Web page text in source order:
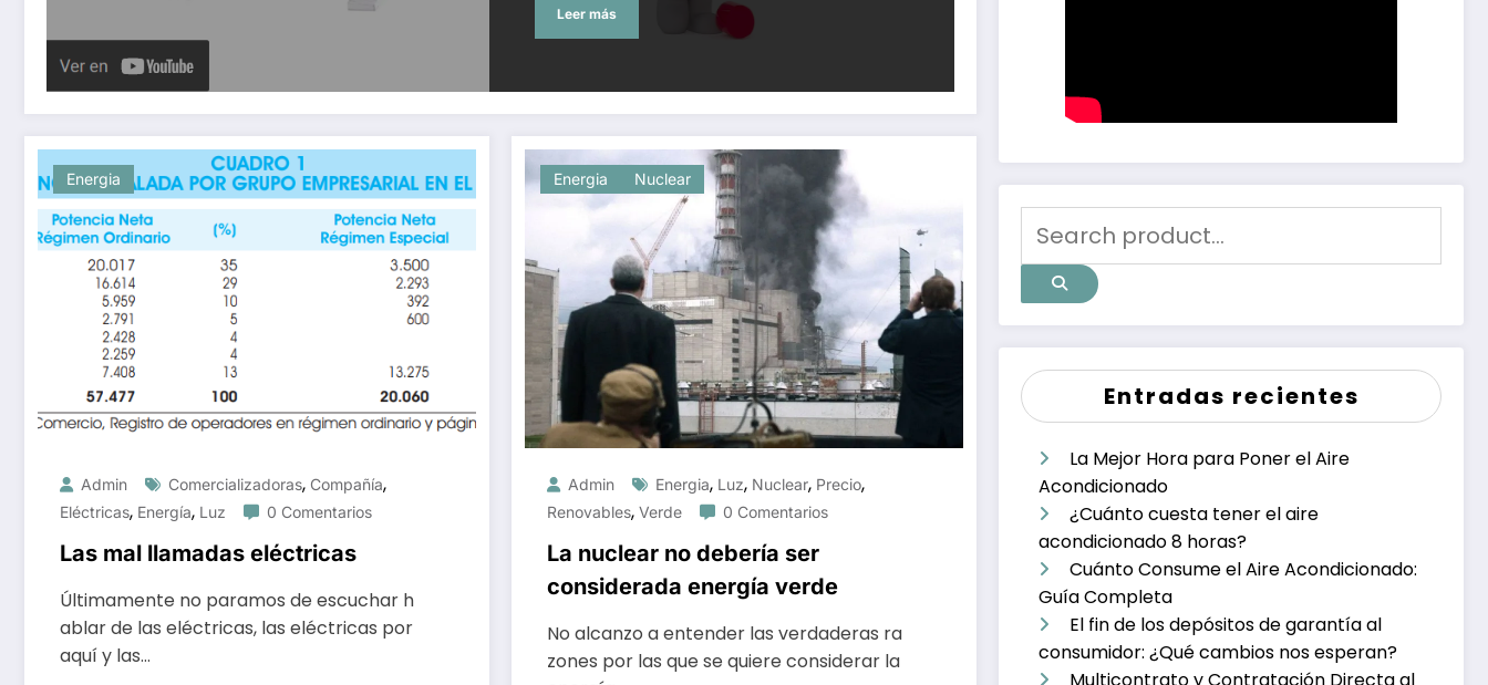
Leer más
Energia
Admin Comercializadoras, Compañía,
Eléctricas, Energía, Luz 0 Comentarios
Las mal llamadas eléctricas
Últimamente no paramos de escuchar h
ablar de las eléctricas, las eléctricas por
aquí y las…
Energia Nuclear
Admin Energia, Luz, Nuclear, Precio,
Renovables, Verde 0 Comentarios
La nuclear no debería ser
considerada energía verde
No alcanzo a entender las verdaderas ra
zones por las que se quiere considerar la
Entradas recientes
La Mejor Hora para Poner el Aire
Acondicionado
¿Cuánto cuesta tener el aire
acondicionado 8 horas?
Cuánto Consume el Aire Acondicionado:
Guía Completa
El fin de los depósitos de garantía al
consumidor: ¿Qué cambios nos esperan?
Multicontrato y Contratación Directa al